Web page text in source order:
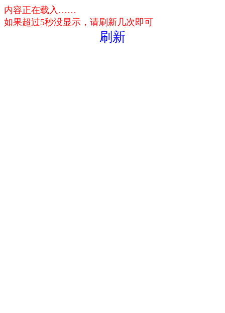
内容正在载入……
如果超过5秒没显示，请刷新几次即可
刷新